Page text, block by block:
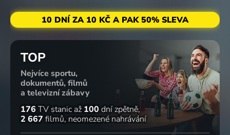
10 DNÍ ZA 10 KČ A PAK 50% SLEVA
TOP
Nejvíce sportu,
dokumentů, filmů
a televizní zábavy
176 TV stanic až 100 dní zpětně
2 667 filmů neomezené nahrávání